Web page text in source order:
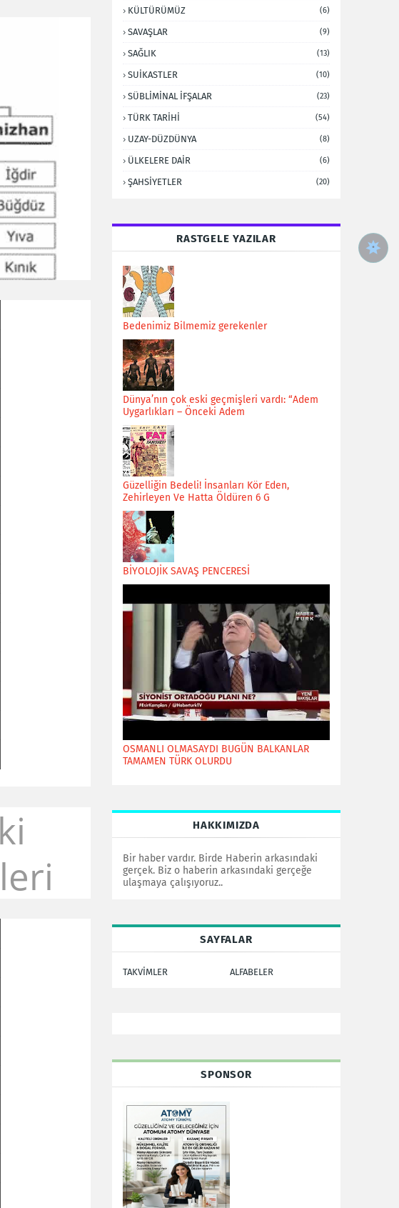
KÜLTÜRÜMÜZ (6)
SAVAŞLAR (9)
SAĞLIK (13)
SUİKASTLER (10)
SÜBLİMİNAL İFŞALAR (23)
TÜRK TARİHİ (54)
UZAY-DÜZDÜNYA (8)
ÜLKELERE DAİR (6)
ŞAHSİYETLER (20)
RASTGELE YAZILAR
Bedenimiz Bilmemiz gerekenler
Dünya’nın çok eski geçmişleri vardı: “Adem
Uygarlıkları – Önceki Adem
Güzelliğin Bedeli! İnsanları Kör Eden,
Zehirleyen Ve Hatta Öldüren 6 G
BİYOLOJİK SAVAŞ PENCERESİ
OSMANLI OLMASAYDI BUGÜN BALKANLAR
TAMAMEN TÜRK OLURDU
HAKKIMIZDA
Bir haber vardır. Birde Haberin arkasındaki
gerçek. Biz o haberin arkasındaki gerçeğe
ulaşmaya çalışıyoruz..
SAYFALAR
TAKVİMLER ALFABELER
SPONSOR